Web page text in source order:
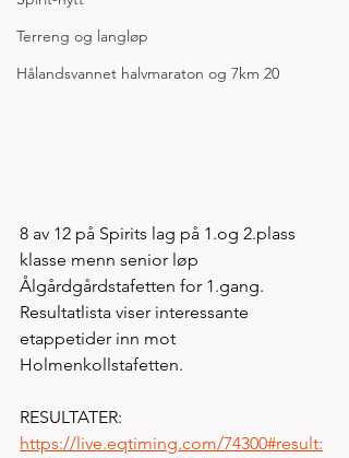
Terreng og langløp
Hålandsvannet halvmaraton og 7km 20
8 av 12 på Spirits lag på 1.og 2.plass
klasse menn senior løp
Ålgårdgårdstafetten for 1.gang.
Resultatlista viser interessante
etappetider inn mot
Holmenkollstafetten.
RESULTATER:
https://live.eqtiming.com/74300#result: